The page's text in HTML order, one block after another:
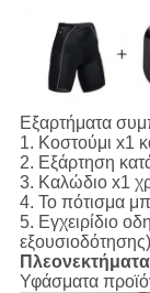
Εξαρτήματα
1. Κοστούμι x1
2. Εξάρτηση
3. Καλώδιο x1
4. Το πότισμα
5. Εγχειρίδιο
Υφάσματα